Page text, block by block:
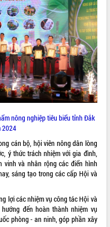
nông nghiệp tiêu biểu tỉnh Đắk
2024
cán bộ, hội viên nông dân lòng
ý thức trách nhiệm với gia đình,
vinh và nhân rộng các điển hình
sáng tạo trong các cấp Hội và
lợi các nhiệm vụ công tác Hội và
đến hoàn thành nhiệm vụ
phòng - an ninh, góp phần xây